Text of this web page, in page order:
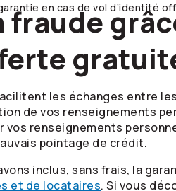
en cas de vol d’identité
les échanges entre
de vos renseignements
vos renseignements
pointage de crédit.
inclus, sans frais, la
et de locataires. Si vous